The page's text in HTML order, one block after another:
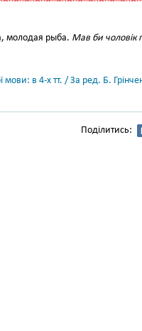
молодая рыба. Мав би чоловік
мови: в 4-х тт. / За ред. Б.
Поділитись: